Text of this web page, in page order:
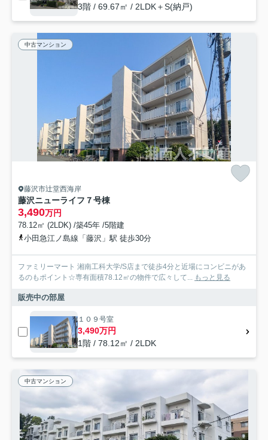
3階 / 69.67㎡ / 2LDK＋S(納戸)
中古マンション
藤沢市辻堂西海岸
藤沢ニューライフ７号棟
3,490万円
78.12㎡ (2LDK) /築45年 /5階建
小田急江ノ島線「藤沢」駅 徒歩30分
ファミリーマート 湘南工科大学/S店まで徒歩4分と近場にコンビニがあ
るのもポイント☆専有面積78.12㎡の物件で広々して... もっと見る
販売中の部屋
１０９号室
3,490万円
1階 / 78.12㎡ / 2LDK
中古マンション